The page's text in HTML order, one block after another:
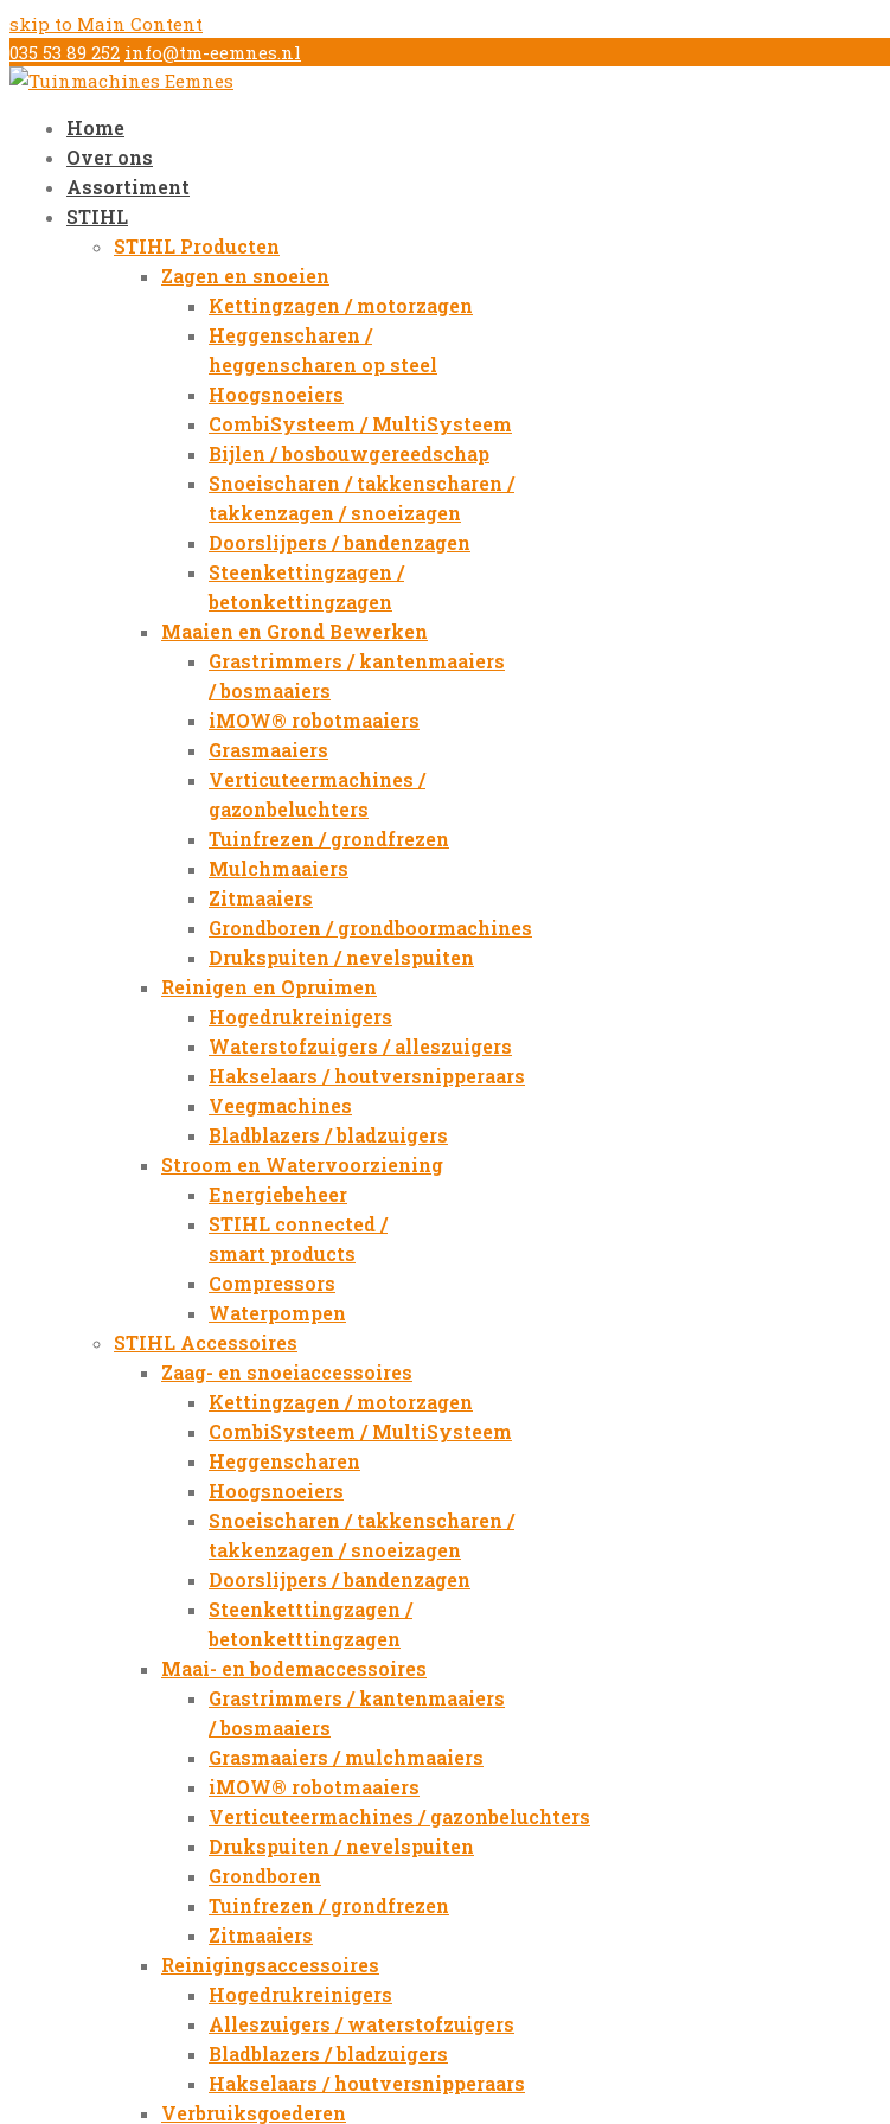
skip to Main Content
035 53 89 252 info@tm-eemnes.nl
Home
Over ons
Assortiment
STIHL
STIHL Producten
Zagen en snoeien
Kettingzagen / motorzagen
Heggenscharen /
heggenscharen op steel
Hoogsnoeiers
CombiSysteem / MultiSysteem
Bijlen / bosbouwgereedschap
Snoeischaren / takkenscharen /
takkenzagen / snoeizagen
Doorslijpers / bandenzagen
Steenkettingzagen /
betonkettingzagen
Maaien en Grond Bewerken
Grastrimmers / kantenmaaiers
/ bosmaaiers
iMOW® robotmaaiers
Grasmaaiers
Verticuteermachines /
gazonbeluchters
Tuinfrezen / grondfrezen
Mulchmaaiers
Zitmaaiers
Grondboren / grondboormachines
Drukspuiten / nevelspuiten
Reinigen en Opruimen
Hogedrukreinigers
Waterstofzuigers / alleszuigers
Hakselaars / houtversnipperaars
Veegmachines
Bladblazers / bladzuigers
Stroom en Watervoorziening
Energiebeheer
STIHL connected /
smart products
Compressors
Waterpompen
STIHL Accessoires
Zaag- en snoeiaccessoires
Kettingzagen / motorzagen
CombiSysteem / MultiSysteem
Heggenscharen
Hoogsnoeiers
Snoeischaren / takkenscharen /
takkenzagen / snoeizagen
Doorslijpers / bandenzagen
Steenketttingzagen /
betonketttingzagen
Maai- en bodemaccessoires
Grastrimmers / kantenmaaiers
/ bosmaaiers
Grasmaaiers / mulchmaaiers
iMOW® robotmaaiers
Verticuteermachines / gazonbeluchters
Drukspuiten / nevelspuiten
Grondboren
Tuinfrezen / grondfrezen
Zitmaaiers
Reinigingsaccessoires
Hogedrukreinigers
Alleszuigers / waterstofzuigers
Bladblazers / bladzuigers
Hakselaars / houtversnipperaars
Verbruiksgoederen